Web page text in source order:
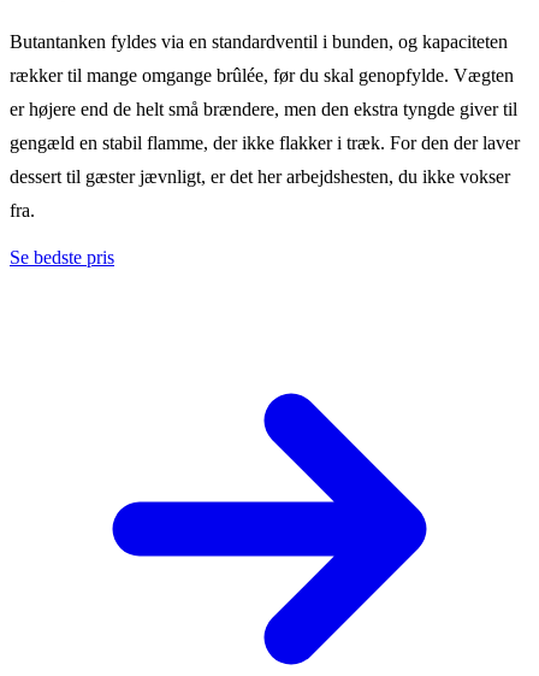
Butantanken fyldes via en standardventil i bunden, og kapaciteten
rækker til mange omgange brûlée, før du skal genopfylde. Vægten
er højere end de helt små brændere, men den ekstra tyngde giver til
gengæld en stabil flamme, der ikke flakker i træk. For den der laver
dessert til gæster jævnligt, er det her arbejdshesten, du ikke vokser
fra.
Se bedste pris